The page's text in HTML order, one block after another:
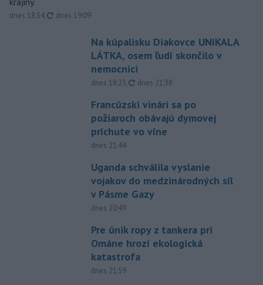
dnes 18:54, aktualizované
dnes 19:09
Na kúpalisku Diakovce UNIKALA
LÁTKA, osem ľudí skončilo v
nemocnici
dnes 18:23, aktualizované
dnes 21:38
Francúzski vinári sa po
požiaroch obávajú dymovej
príchute vo víne
dnes 21:44
Uganda schválila vyslanie
vojakov do medzinárodných síl
v Pásme Gazy
dnes 20:49
Pre únik ropy z tankera pri
Ománe hrozí ekologická
katastrofa
dnes 21:59